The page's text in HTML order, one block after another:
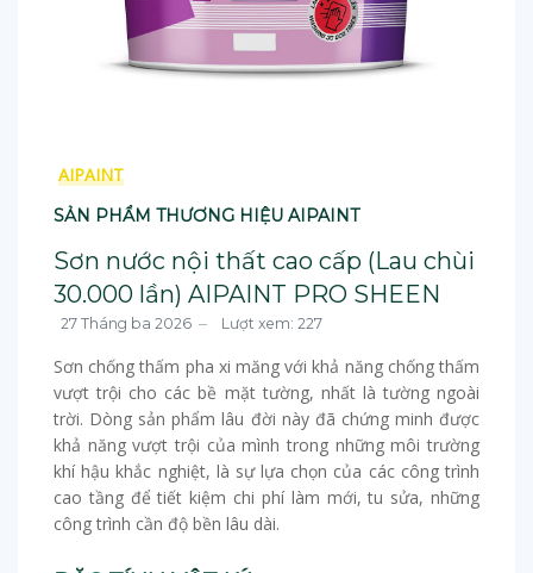
AIPAINT
SẢN PHẨM THƯƠNG HIỆU AIPAINT
Sơn nước nội thất cao cấp (Lau chùi
30.000 lần) AIPAINT PRO SHEEN
27 Tháng ba 2026 Lượt xem: 227
Sơn chống thấm pha xi măng với khả năng chống thấm
vượt trội cho các bề mặt tường, nhất là tường ngoài
trời. Dòng sản phẩm lâu đời này đã chứng minh được
khả năng vượt trội của mình trong những môi trường
khí hậu khắc nghiệt, là sự lựa chọn của các công trình
cao tầng để tiết kiệm chi phí làm mới, tu sửa, những
công trình cần độ bền lâu dài.